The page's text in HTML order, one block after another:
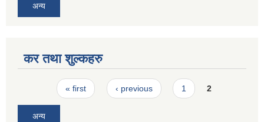
अन्य
कर तथा शुल्कहरु
Pages« first ‹ previous 1 2
अन्य